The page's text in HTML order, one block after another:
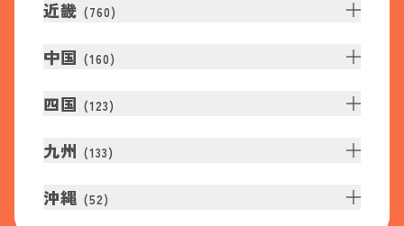
近畿 (760)
中国 (160)
四国 (123)
九州 (133)
沖縄 (52)